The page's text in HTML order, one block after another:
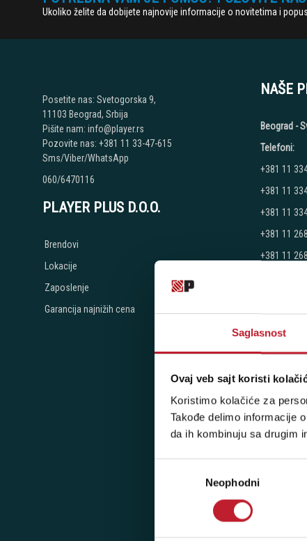
Saglasnost
Ovaj veb sajt koristi
Koristimo kolačiće za
Takođe delimo informacije
da ih kombinuju sa drugim
сагласностиNeophodni
Ukoliko želite da dobijete najnovije informacije o novitetima i
Posetite nas: Svetogorska 9,
11103 Beograd, Srbija
Pišite nam: info@player.rs
Pozovite nas: +381 11 33-47-615
Sms/Viber/WhatsApp
060/6470116
NAŠE
Beograd -
Telefoni:
+381 11
+381 11
+381 11
+381 11
+381 11
Ponedeljak
Subota:
Novi
Telefoni:
+381 11
Subota:
PLAYER PLUS D.O.O.
Brendovi
Lokacije
Zaposlenje
Garancija najnižih cena